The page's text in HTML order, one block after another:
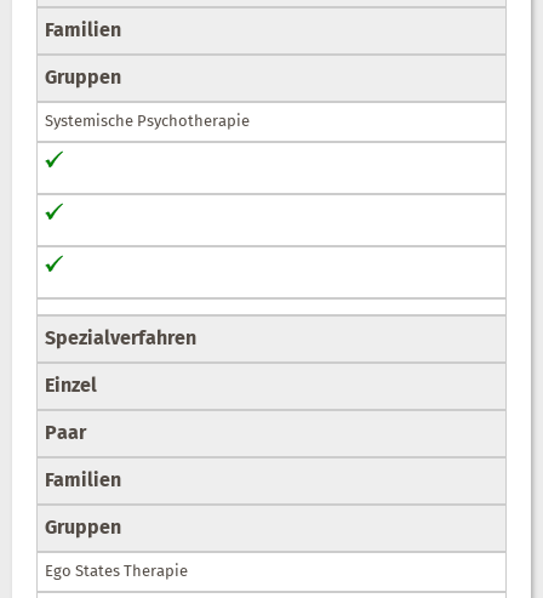
Familien
Gruppen
Systemische Psychotherapie
Spezialverfahren
Einzel
Paar
Familien
Gruppen
Ego States Therapie